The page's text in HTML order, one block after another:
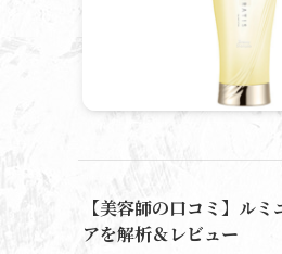
【美容師の口コミ】ル
アを解析＆レビュー